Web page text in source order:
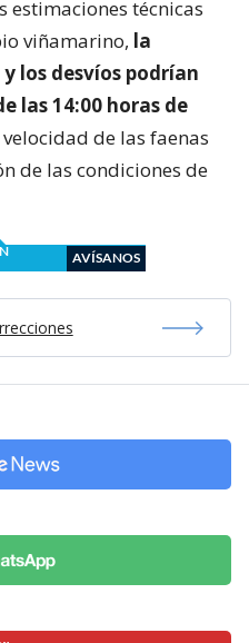
estimaciones técnicas
viñamarino, la
los desvíos podrían
las 14:00 horas de
de las faenas
de las condiciones de
AVÍSANOS